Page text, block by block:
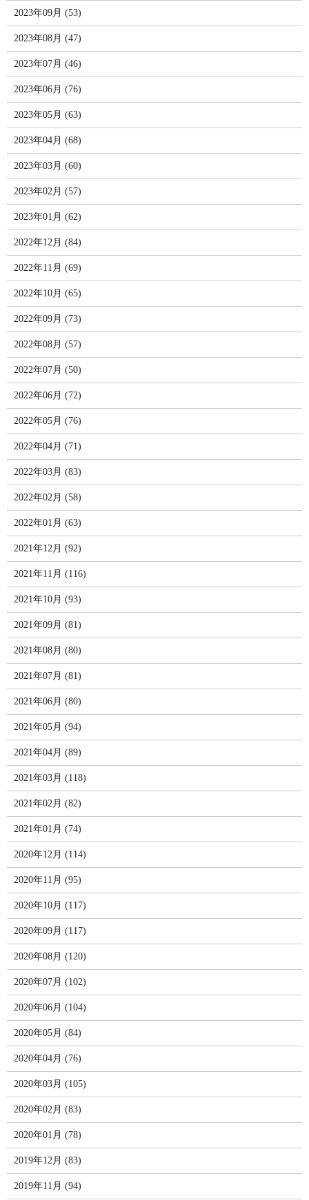
2023年09月 (53)
2023年08月 (47)
2023年07月 (46)
2023年06月 (76)
2023年05月 (63)
2023年04月 (68)
2023年03月 (60)
2023年02月 (57)
2023年01月 (62)
2022年12月 (84)
2022年11月 (69)
2022年10月 (65)
2022年09月 (73)
2022年08月 (57)
2022年07月 (50)
2022年06月 (72)
2022年05月 (76)
2022年04月 (71)
2022年03月 (83)
2022年02月 (58)
2022年01月 (63)
2021年12月 (92)
2021年11月 (116)
2021年10月 (93)
2021年09月 (81)
2021年08月 (80)
2021年07月 (81)
2021年06月 (80)
2021年05月 (94)
2021年04月 (89)
2021年03月 (118)
2021年02月 (82)
2021年01月 (74)
2020年12月 (114)
2020年11月 (95)
2020年10月 (117)
2020年09月 (117)
2020年08月 (120)
2020年07月 (102)
2020年06月 (104)
2020年05月 (84)
2020年04月 (76)
2020年03月 (105)
2020年02月 (83)
2020年01月 (78)
2019年12月 (83)
2019年11月 (94)